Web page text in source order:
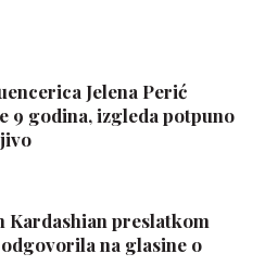
Jelena Perić
9 godina, izgleda potpuno
Kardashian preslatkom
na glasine o